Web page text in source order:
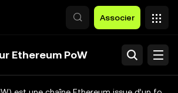
Associer
Ethereum PoW